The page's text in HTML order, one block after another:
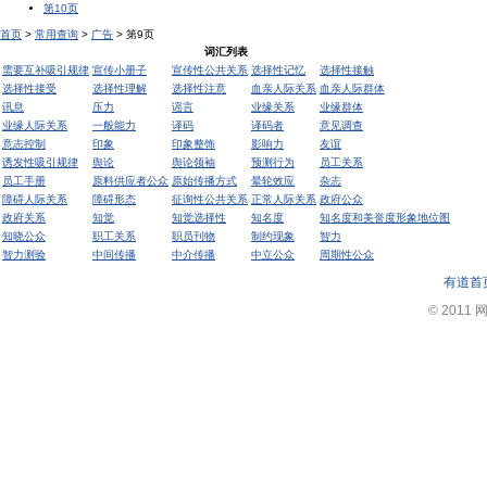
第10页
首页 > 常用查询 > 广告 > 第9页
词汇列表
需要互补吸引规律 宣传小册子 宣传性公共关系 选择性记忆
选择性接触
选择性接受
选择性理解 选择性注意 血亲人际关系 血亲人际群体
讯息
压力 谣言 业缘关系
业缘群体
业缘人际关系
一般能力 译码 译码者
意见调查
意志控制
印象 印象整饰 影响力
友谊
诱发性吸引规律
舆论 舆论领袖 预测行为
员工关系
员工手册
原料供应者公众 原始传播方式 晕轮效应
杂志
障碍人际关系
障碍形态 征询性公共关系 正常人际关系 政府公众
政府关系
知觉 知觉选择性 知名度
知名度和美誉度形象地位图
知晓公众
职工关系 职员刊物 制约现象
智力
智力测验
中间传播 中介传播 中立公众 周期性公众
有道首
© 2011